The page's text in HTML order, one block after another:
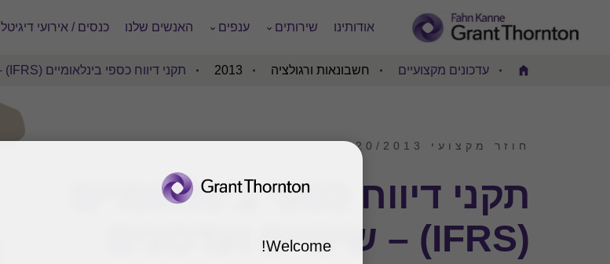
אודותינו שירותים ענפים האנשים שלנו כנסים / אירועי דיגיטל
Home
עדכונים מקצועיים חשבונאות ורגולציה 2013 תקני דיווח כספי בינלאומיים (IFRS) – שינויים ועדכונים
חוזר מקצועי 20/2013
תקני דיווח כספי בינלאומיים
(IFRS) – שינויים ועדכונים
Welcome!